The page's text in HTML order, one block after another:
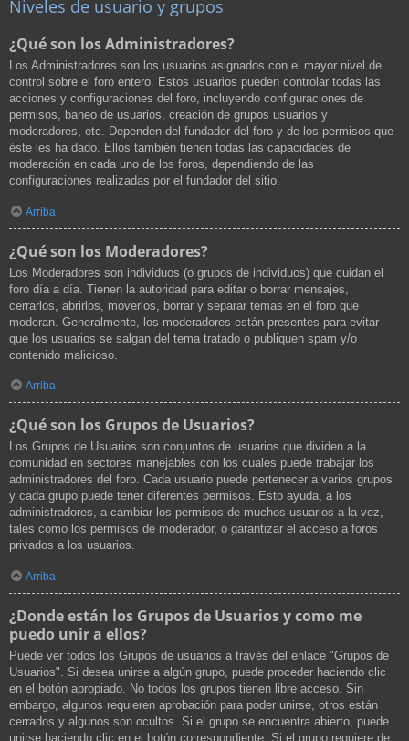
Niveles de usuario y grupos
¿Qué son los Administradores?
Los Administradores son los usuarios asignados con el mayor nivel de
control sobre el foro entero. Estos usuarios pueden controlar todas las
acciones y configuraciones del foro, incluyendo configuraciones de
permisos, baneo de usuarios, creación de grupos usuarios y
moderadores, etc. Dependen del fundador del foro y de los permisos que
éste les ha dado. Ellos también tienen todas las capacidades de
moderación en cada uno de los foros, dependiendo de las
configuraciones realizadas por el fundador del sitio.
Arriba
¿Qué son los Moderadores?
Los Moderadores son individuos (o grupos de individuos) que cuidan el
foro día a día. Tienen la autoridad para editar o borrar mensajes,
cerrarlos, abrirlos, moverlos, borrar y separar temas en el foro que
moderan. Generalmente, los moderadores están presentes para evitar
que los usuarios se salgan del tema tratado o publiquen spam y/o
contenido malicioso.
Arriba
¿Qué son los Grupos de Usuarios?
Los Grupos de Usuarios son conjuntos de usuarios que dividen a la
comunidad en sectores manejables con los cuales puede trabajar los
administradores del foro. Cada usuario puede pertenecer a varios grupos
y cada grupo puede tener diferentes permisos. Esto ayuda, a los
administradores, a cambiar los permisos de muchos usuarios a la vez,
tales como los permisos de moderador, o garantizar el acceso a foros
privados a los usuarios.
Arriba
¿Donde están los Grupos de Usuarios y como me
puedo unir a ellos?
Puede ver todos los Grupos de usuarios a través del enlace "Grupos de
Usuarios". Si desea unirse a algún grupo, puede proceder haciendo clic
en el botón apropiado. No todos los grupos tienen libre acceso. Sin
embargo, algunos requieren aprobación para poder unirse, otros están
cerrados y algunos son ocultos. Si el grupo se encuentra abierto, puede
unirse haciendo clic en el botón correspondiente. Si el grupo requiere de